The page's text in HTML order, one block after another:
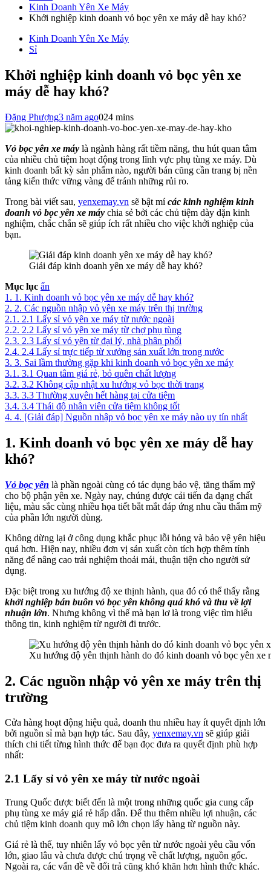
Kinh Doanh Yên Xe Máy
Khởi nghiệp kinh doanh vỏ bọc yên xe máy dễ hay khó?
Kinh Doanh Yên Xe Máy
Sỉ
Khởi nghiệp kinh doanh vỏ bọc yên xe
máy dễ hay khó?
Đặng Phượng3 năm ago024 mins
Vỏ bọc yên xe máy là ngành hàng rất tiềm năng, thu hút quan tâm
của nhiều chủ tiệm hoạt động trong lĩnh vực phụ tùng xe máy. Dù
kinh doanh bất kỳ sản phẩm nào, người bán cũng cần trang bị nền
tảng kiến thức vững vàng để tránh những rủi ro.
Trong bài viết sau, yenxemay.vn sẽ bật mícác kinh nghiệm kinh
doanh vỏ bọc yên xe máy chia sẻ bởi các chủ tiệm dày dặn kinh
nghiệm, chắc chắn sẽ giúp ích rất nhiều cho việc khởi nghiệp của
bạn.
Giải đáp kinh doanh yên xe máy dễ hay khó?
Mục lục ẩn
1. 1. Kinh doanh vỏ bọc yên xe máy dễ hay khó?
2. 2. Các nguồn nhập vỏ yên xe máy trên thị trường
2.1. 2.1 Lấy sỉ vỏ yên xe máy từ nước ngoài
2.2. 2.2 Lấy sỉ vỏ yên xe máy từ chợ phụ tùng
2.3. 2.3 Lấy sỉ vỏ yên từ đại lý, nhà phân phối
2.4. 2.4 Lấy sỉ trực tiếp từ xưởng sản xuất lớn trong nước
3. 3. Sai lầm thường gặp khi kinh doanh vỏ bọc yên xe máy
3.1. 3.1 Quan tâm giá rẻ, bỏ quên chất lượng
3.2. 3.2 Không cập nhật xu hướng vỏ bọc thời trang
3.3. 3.3 Thường xuyên hết hàng tại cửa tiệm
3.4. 3.4 Thái độ nhân viên cửa tiệm không tốt
4. 4. [Giải đáp] Nguồn nhập vỏ bọc yên xe máy nào uy tín nhất
1. Kinh doanh vỏ bọc yên xe máy dễ hay
khó?
Vỏ bọc yên là phần ngoài cùng có tác dụng bảo vệ, tăng thẩm mỹ
cho bộ phận yên xe. Ngày nay, chúng được cải tiến đa dạng chất
liệu, màu sắc cùng nhiều họa tiết bắt mắt đáp ứng nhu cầu thẩm mỹ
của phần lớn người dùng.
Không dừng lại ở công dụng khắc phục lỗi hỏng và bảo vệ yên hiệu
quả hơn. Hiện nay, nhiều đơn vị sản xuất còn tích hợp thêm tính
năng để nâng cao trải nghiệm thoải mái, thuận tiện cho người sử
dụng.
Đặc biệt trong xu hướng độ xe thịnh hành, qua đó có thể thấy rằng
khởi nghiệp bán buôn vỏ bọc yên không quá khó và thu về lợi
nhuận lớn. Nhưng không vì thế mà bạn lơ là trong việc tìm hiểu
thông tin, kinh nghiệm từ người đi trước.
Xu hướng độ yên thịnh hành do đó kinh doanh vỏ bọc yên xe
2. Các nguồn nhập vỏ yên xe máy trên thị
trường
Cửa hàng hoạt động hiệu quả, doanh thu nhiều hay ít quyết định lớn
bởi nguồn sỉ mà bạn hợp tác. Sau đây, yenxemay.vn sẽ giúp giải
thích chi tiết từng hình thức để bạn đọc đưa ra quyết định phù hợp
nhất:
2.1 Lấy sỉ vỏ yên xe máy từ nước ngoài
Trung Quốc được biết đến là một trong những quốc gia cung cấp
phụ tùng xe máy giá rẻ hấp dẫn. Để thu thêm nhiều lợi nhuận, các
chủ tiệm kinh doanh quy mô lớn chọn lấy hàng từ nguồn này.
Giá rẻ là thế, tuy nhiên lấy vỏ bọc yên từ nước ngoài yêu cầu vốn
lớn, giao lâu và chưa được chú trọng về chất lượng, nguồn gốc.
Ngoài ra, các vấn đề về đổi trả cũng khó khăn hơn hình thức khác.